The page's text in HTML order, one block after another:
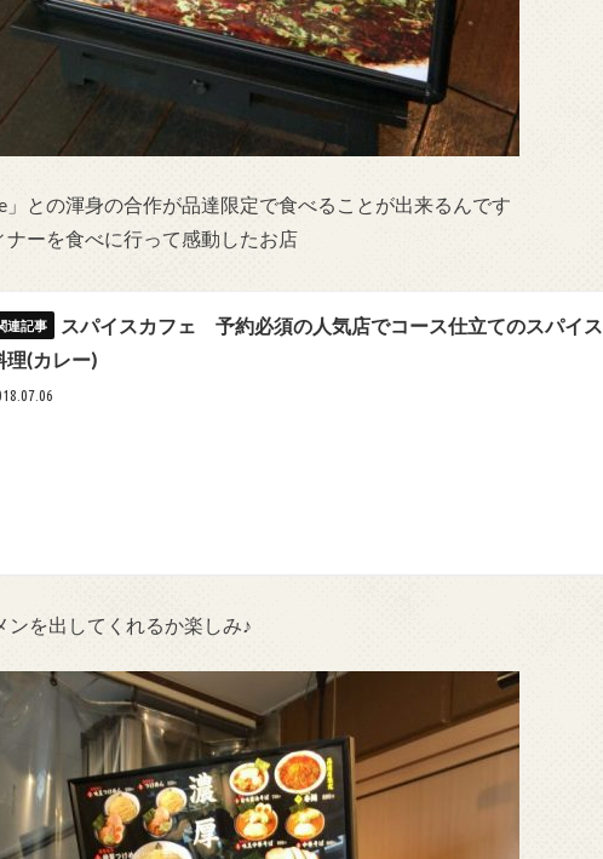
」との渾身の合作が品達限定で食べることが出来るんです
ナーを食べに行って感動したお店
スパイスカフェ 予約必須の人気店でコース仕立てのスパイス
理(カレー)
を出してくれるか楽しみ♪